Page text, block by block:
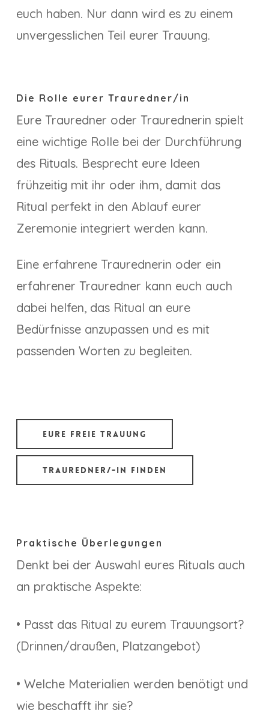
euch haben. Nur dann wird es zu einem
unvergesslichen Teil eurer Trauung.
Die Rolle eurer Trauredner/in
Eure Trauredner oder Traurednerin spielt
eine wichtige Rolle bei der Durchführung
des Rituals. Besprecht eure Ideen
frühzeitig mit ihr oder ihm, damit das
Ritual perfekt in den Ablauf eurer
Zeremonie integriert werden kann.
Eine erfahrene Traurednerin oder ein
erfahrener Trauredner kann euch auch
dabei helfen, das Ritual an eure
Bedürfnisse anzupassen und es mit
passenden Worten zu begleiten.
Eure Freie Trauung
Trauredner/-in finden
Praktische Überlegungen
Denkt bei der Auswahl eures Rituals auch
an praktische Aspekte:
• Passt das Ritual zu eurem Trauungsort?
(Drinnen/draußen, Platzangebot)
• Welche Materialien werden benötigt und
wie beschafft ihr sie?